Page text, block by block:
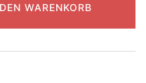
WARENKORB